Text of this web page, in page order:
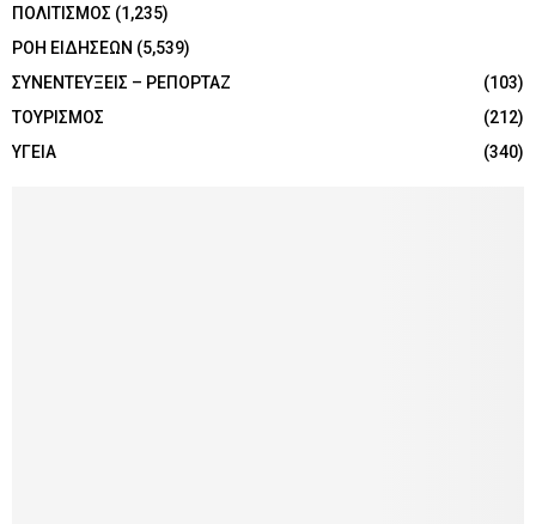
ΠΟΛΙΤΙΣΜΟΣ (1,235)
ΡΟΗ ΕΙΔΗΣΕΩΝ (5,539)
ΣΥΝΕΝΤΕΥΞΕΙΣ – ΡΕΠΟΡΤΑΖ
(103)
ΤΟΥΡΙΣΜΟΣ
(212)
ΥΓΕΙΑ
(340)